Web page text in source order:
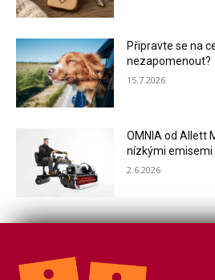
Připravte se na
nezapomenout?
15.7.2026
OMNIA od Allett
nízkými emisemi
2.6.2026